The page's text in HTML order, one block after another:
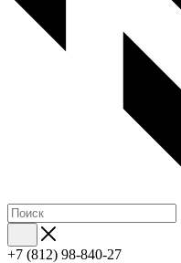
+7 (812) 98-840-27